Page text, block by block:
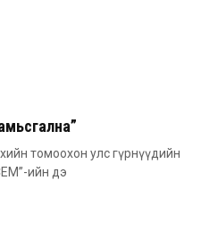
томоохон улс гүрнүүдийн
ийн дэ